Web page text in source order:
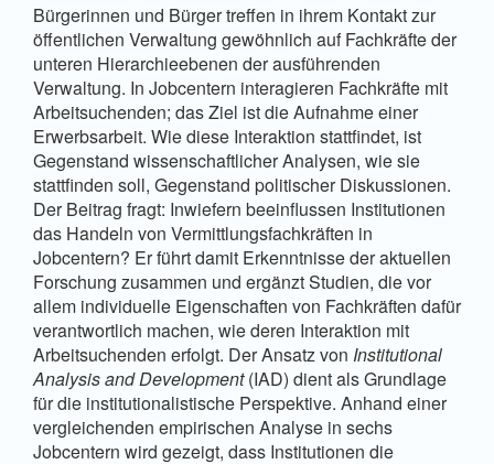
Bürgerinnen und Bürger treffen in ihrem Kontakt zur
öffentlichen Verwaltung gewöhnlich auf Fachkräfte der
unteren Hierarchieebenen der ausführenden
Verwaltung. In Jobcentern interagieren Fachkräfte mit
Arbeitsuchenden; das Ziel ist die Aufnahme einer
Erwerbsarbeit. Wie diese Interaktion stattfindet, ist
Gegenstand wissenschaftlicher Analysen, wie sie
stattfinden soll, Gegenstand politischer Diskussionen.
Der Beitrag fragt: Inwiefern beeinflussen Institutionen
das Handeln von Vermittlungsfachkräften in
Jobcentern? Er führt damit Erkenntnisse der aktuellen
Forschung zusammen und ergänzt Studien, die vor
allem individuelle Eigenschaften von Fachkräften dafür
verantwortlich machen, wie deren Interaktion mit
Arbeitsuchenden erfolgt. Der Ansatz von Institutional
Analysis and Development(IAD) dient als Grundlage
für die institutionalistische Perspektive. Anhand einer
vergleichenden empirischen Analyse in sechs
Jobcentern wird gezeigt, dass Institutionen die